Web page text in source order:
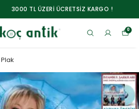
ÜZERİ ÜCRETSİZ KARGO !
0
Plak